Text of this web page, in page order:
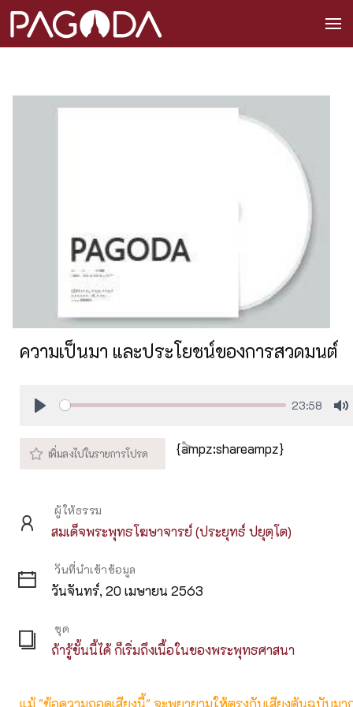
ความเป็นมา และประโยชน์ของการสวดมนต์
23:58
{ampz:shareampz}
ผู้ให้ธรรม
สมเด็จพระพุทธโฆษาจารย์ (ประยุทธ์ ปยุตฺโต)
วันที่นำเข้าข้อมูล
วันจันทร์, 20 เมษายน 2563
ชุด
ถ้ารู้ขั้นนี้ได้ ก็เริ่มถึงเนื้อในของพระพุทธศาสนา
แม้ "ข้อความถอดเสียงนี้" จะพยายามให้ตรงกับเสียงต้นฉบับม